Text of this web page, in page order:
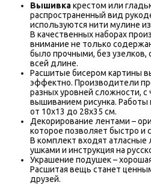
Вышивкакрестом или
распространенный вид
используются нити мулине
В качественных наборах
внимание не только
было прочными, без
всей длине.
Расшитые бисером картины
эффектно. Производители
разных уровней сложности,
вышиванием рисунка.
от 10х13 до 28х35 см.
Декорирование лентами –
которое позволяет быстро и
В комплект входят
ушками и инструкция на
Украшение подушек –
Расшитая вещь станет
друзей.